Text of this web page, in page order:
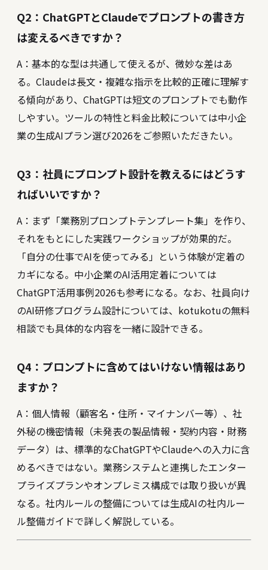
Q2：ChatGPTとClaudeでプロンプトの書き方
は変えるべきですか？
A：基本的な型は共通して使えるが、微妙な差はあ
る。Claudeは長文・複雑な指示を比較的正確に理解す
る傾向があり、ChatGPTは短文のプロンプトでも動作
しやすい。ツールの特性と料金比較については中小企
業の生成AIプラン選び2026をご参照いただきたい。
Q3：社員にプロンプト設計を教えるにはどうす
ればいいですか？
A：まず「業務別プロンプトテンプレート集」を作り、
それをもとにした実践ワークショップが効果的だ。
「自分の仕事でAIを使ってみる」という体験が定着の
カギになる。中小企業のAI活用定着については
ChatGPT活用事例2026も参考になる。なお、社員向け
のAI研修プログラム設計については、kotukotuの無料
相談でも具体的な内容を一緒に設計できる。
Q4：プロンプトに含めてはいけない情報はあり
ますか？
A：個人情報（顧客名・住所・マイナンバー等）、社
外秘の機密情報（未発表の製品情報・契約内容・財務
データ）は、標準的なChatGPTやClaudeへの入力に含
めるべきではない。業務システムと連携したエンター
プライズプランやオンプレミス構成では取り扱いが異
なる。社内ルールの整備については生成AIの社内ルー
ル整備ガイドで詳しく解説している。